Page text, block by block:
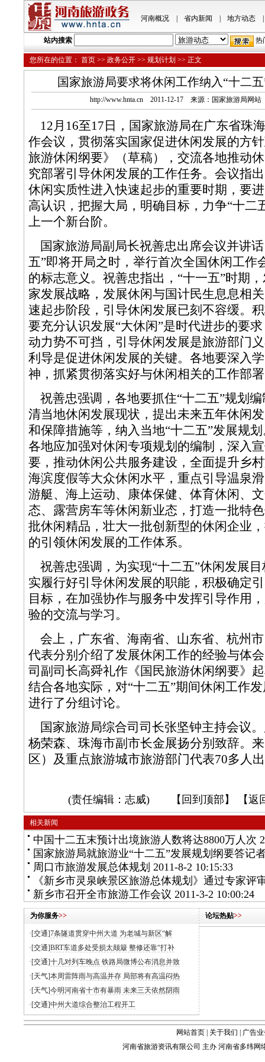
河南概况| 省内新闻 地方动态|
站内搜索 热
您所在的位置： 首页 >> 政务公开 >> 规划计划 >> 正文
国家旅游局要求将休闲工作纳入“十二
http://www.hnta.cn 2011-12-17 来源：国家旅游局网
12月16至17日，国家旅游局在广东省珠
作会议，贯彻落实国家促进休闲发展的方
旅游休闲纲要》（草稿），交流各地推动
究部署引导休闲发展的工作任务。会议指
休闲实质性进入快速起步的重要时期，要
高认识，把握大局，明确目标，力争“十二
上一个新台阶。
国家旅游局副局长祝善忠出席会议并讲
五”即将开局之时，举行首次全国休闲工作
的标志意义。祝善忠指出，“十一五”时期
家发展战略，发展休闲与国计民生息息相
速起步阶段，引导休闲发展已刻不容缓。
要充分认识发展“大休闲”是时代进步的要
动力势不可挡，引导休闲发展是旅游部门
利导是促进休闲发展的关键。各地要深入
神，抓紧贯彻落实好与休闲相关的工作部
祝善忠强调，各地要抓住“十二五”规划
清当地休闲发展现状，提出未来五年休闲
和保障措施等，纳入当地“十二五”发展规
各地应加强对休闲专项规划的编制，深入
要，推动休闲公共服务建设，全面提升乡
海滨度假等大众休闲水平，重点引导温泉
游艇、海上运动、康体保健、体育休闲、
态、露营房车等休闲新业态，打造一批特
批休闲精品，壮大一批创新型的休闲企业
的引领休闲发展的工作体系。
祝善忠强调，为实现“十二五”休闲发展
实履行好引导休闲发展的职能，积极确定
目标，在加强协作与服务中发挥引导作用
验的交流与学习。
会上，广东省、海南省、山东省、杭州
代表分别介绍了发展休闲工作的经验与体
司副司长高舜礼作《国民旅游休闲纲要》
结合各地实际，对“十二五”期间休闲工作
进行了分组讨论。
国家旅游局综合司司长张坚钟主持会议
杨荣森、珠海市副市长金展扬分别致辞。
区）及重点旅游城市旅游部门代表70多人
(责任编辑：志威) 【 回到顶部 】 【返
相关新闻
中国十二五末预计出境旅游人数将达8800万人次
国家旅游局就旅游业“十二五”发展规划纲要答记
周口市旅游发展总体规划 2011-8-2 10:15:33
《新乡市灵泉峡景区旅游总体规划》通过专家评
新乡市召开全市旅游工作会议 2011-3-2 10:00:24
为你服务>>
·[交通]7条隧道贯穿中州大道 为老城与新区“解
·[交通]BRT车道多处受损太颠簸 整修还靠“打补
·[交通]十几对列车晚点 铁路局微博公布消息并致
·[天气]本周雷阵雨与高温并存 局部将有高温闷热
·[天气]今明河南省十市有暴雨 未来三天依然阴雨
·[交通]中州大道综合整治工程开工
论坛热贴>>
网站首页 关于我们
广告
河南省旅游资讯有限公司 主办 河南省多纬